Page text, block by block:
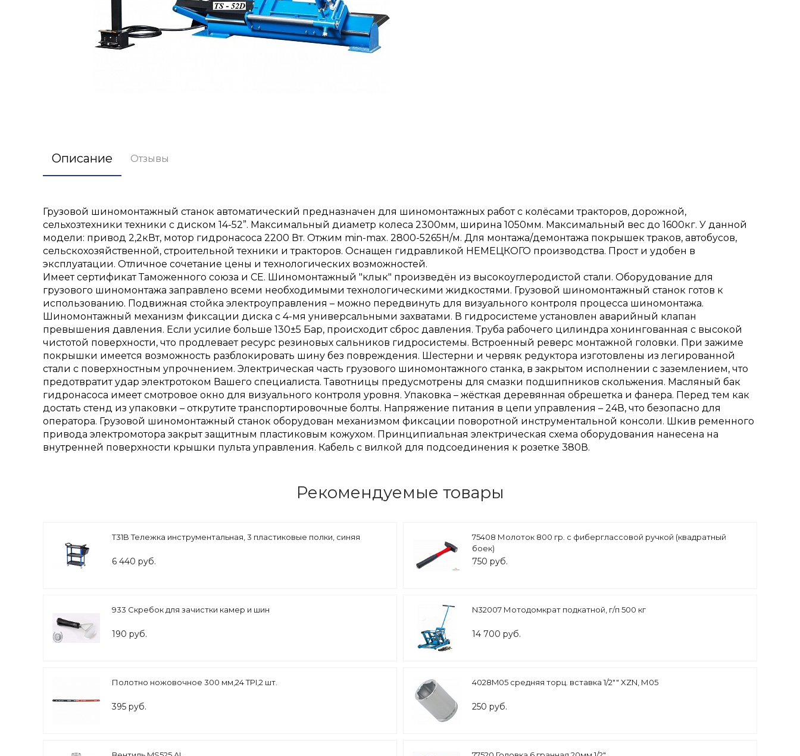
Описание Отзывы
Грузовой шиномонтажный станок автоматический предназначен для шиномонтажных работ с колёсами тракторов, дорожной,
сельхозтехники техники с диском 14-52”. Максимальный диаметр колеса 2300мм, ширина 1050мм. Максимальный вес до 1600кг. У данной
модели: привод 2,2кВт, мотор гидронасоса 2200 Вт. Отжим min-max. 2800-5265Н/м. Для монтажа/демонтажа покрышек траков, автобусов,
сельскохозяйственной, строительной техники и тракторов. Оснащен гидравликой НЕМЕЦКОГО производства. Прост и удобен в
эксплуатации. Отличное сочетание цены и технологических возможностей.
Имеет сертификат Таможенного союза и СЕ. Шиномонтажный "клык" произведён из высокоуглеродистой стали. Оборудование для
грузового шиномонтажа заправлено всеми необходимыми технологическими жидкостями. Грузовой шиномонтажный станок готов к
использованию. Подвижная стойка электроуправления – можно передвинуть для визуального контроля процесса шиномонтажа.
Шиномонтажный механизм фиксации диска с 4-мя универсальными захватами. В гидросистеме установлен аварийный клапан
превышения давления. Если усилие больше 130±5 Бар, происходит сброс давления. Труба рабочего цилиндра хонингованная с высокой
чистотой поверхности, что продлевает ресурс резиновых сальников гидросистемы. Встроенный реверс монтажной головки. При зажиме
покрышки имеется возможность разблокировать шину без повреждения. Шестерни и червяк редуктора изготовлены из легированной
стали с поверхностным упрочнением. Электрическая часть грузового шиномонтажного станка, в закрытом исполнении с заземлением, что
предотвратит удар электротоком Вашего специалиста. Тавотницы предусмотрены для смазки подшипников скольжения. Масляный бак
гидронасоса имеет смотровое окно для визуального контроля уровня. Упаковка – жёсткая деревянная обрешетка и фанера. Перед тем как
достать стенд из упаковки – открутите транспортировочные болты. Напряжение питания в цепи управления – 24В, что безопасно для
оператора. Грузовой шиномонтажный станок оборудован механизмом фиксации поворотной инструментальной консоли. Шкив ременного
привода электромотора закрыт защитным пластиковым кожухом. Принципиальная электрическая схема оборудования нанесена на
внутренней поверхности крышки пульта управления. Кабель с вилкой для подсоединения к розетке 380В.
Рекомендуемые товары
T31B Тележка инструментальная, 3 пластиковые полки, синяя
6 440 руб.
75408 Молоток 800 гр. с фиберглассовой ручкой (квадратный
боек)
750 руб.
933 Скребок для зачистки камер и шин
190 руб.
N32007 Мотодомкрат подкатной, г/п 500 кг
14 700 руб.
Полотно ножовочное 300 мм,24 TPI,2 шт.
395 руб.
4028M05 средняя торц. вставка 1/2"" XZN, М05
250 руб.